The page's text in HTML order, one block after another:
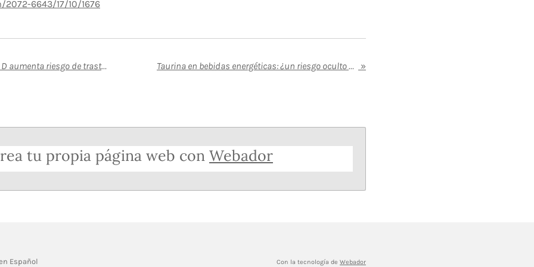
6643/17/10/1676
Deficiencia de vitamina D aumenta riesgo de trastornos mentales Taurina en bebidas energéticas: ¿un riesgo oculto para la salud? »
tu propia página web con Webador
Español Con la tecnología de Webador